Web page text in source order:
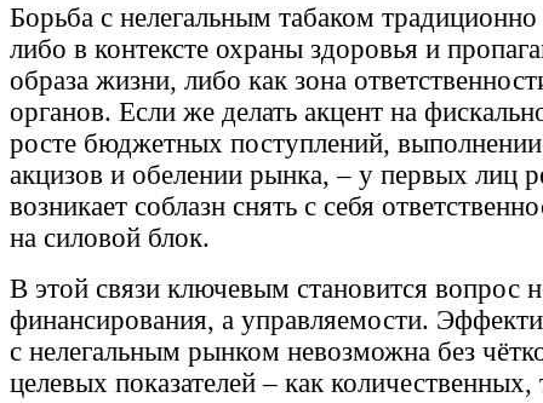
Борьба с нелегальным табаком традиционно
либо в контексте охраны здоровья и
образа жизни, либо как зона
органов. Если же делать акцент на
росте бюджетных поступлений,
акцизов и обелении рынка, – у первых лиц
возникает соблазн снять с себя
на силовой блок.
В этой связи ключевым становится вопрос
финансирования, а управляемости.
с нелегальным рынком невозможна без
целевых показателей – как количественных,